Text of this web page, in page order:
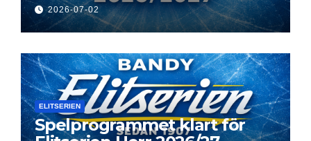
2026-07-02
ELITSERIEN
Spelprogrammet klart för